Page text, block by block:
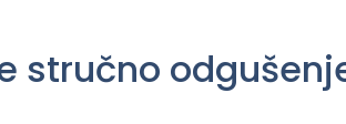
stručno